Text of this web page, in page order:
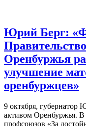
Юрий Берг:
Оренбуржья
улучшение
оренбуржцев»
9 октября, губернатор
активом Оренбуржья. В
профсоюзов «За